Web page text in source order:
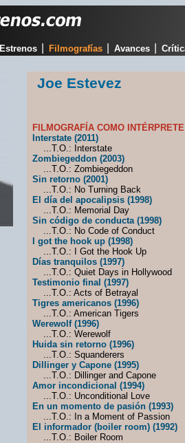
Estrenos Filmografías Avances
Joe Estevez
FILMOGRAFÍA COMO
Interstate (2011)
...T.O.: Interstate
Zombiegeddon (2003)
...T.O.: Zombiegeddon
Sin retorno (2001)
...T.O.: No Turning Back
El día del apocalipsis (1998)
...T.O.: Memorial Day
Sin código de conducta (1998)
...T.O.: No Code of Conduct
I got the hook up (1998)
...T.O.: I Got the Hook Up
Días tranquilos (1997)
...T.O.: Quiet Days in Hollywood
Testimonio final (1997)
...T.O.: Acts of Betrayal
Tigres americanos (1996)
...T.O.: American Tigers
Werewolf (1996)
...T.O.: Werewolf
Huida sin retorno (1996)
...T.O.: Squanderers
Dillinger y Capone (1995)
...T.O.: Dillinger and Capone
Amor incondicional (1994)
...T.O.: Unconditional Love
En un momento de pasión (1993)
...T.O.: In a Moment of Passion
El informador (boiler room) (1992)
...T.O.: Boiler Room